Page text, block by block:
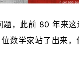
题，此前 80 年来这
数学家站了出来，